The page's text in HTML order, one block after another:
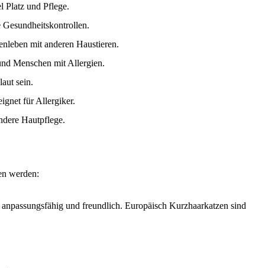
Platz und Pflege.
mit anderen Haustieren.
Menschen mit Allergien.
sein.
für Allergiker.
Hautpflege.
werden:
und freundlich. Europäisch Kurzhaarkatzen sind